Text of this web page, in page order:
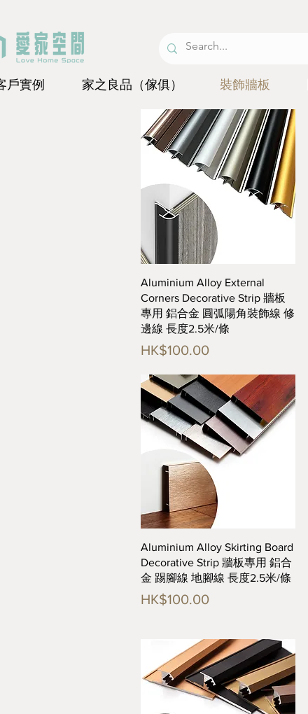
戶實例 家之良品（傢俱） 裝飾牆板
快速瀏覽
Aluminium Alloy External
Corners Decorative Strip 牆板
專用 鋁合金 圓弧陽角裝飾線 修
邊線 長度2.5米/條
價格
HK$100.00
快速瀏覽
Aluminium Alloy Skirting Board
Decorative Strip 牆板專用 鋁合
金 踢腳線 地腳線 長度2.5米/條
價格
HK$100.00